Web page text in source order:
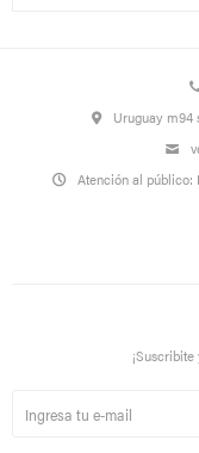
Uruguay m94
Atención al público: